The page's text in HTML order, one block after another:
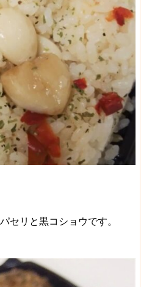
セリと黒コショウです。